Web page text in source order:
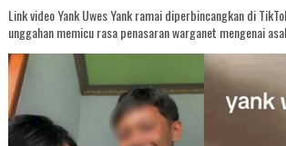
Link video Yank Uwes Yank ramai diperbincangkan di
unggahan memicu rasa penasaran warganet mengenai